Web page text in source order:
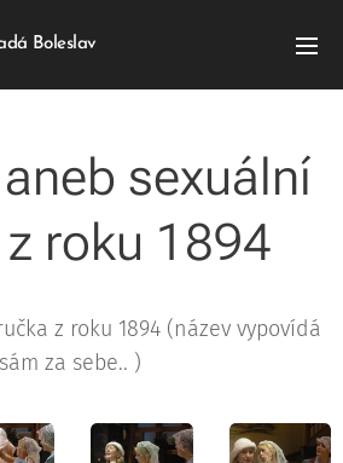
Boleslav
sexuální
roku 1894
z roku 1894 (název vypovídá
sám za sebe.. )